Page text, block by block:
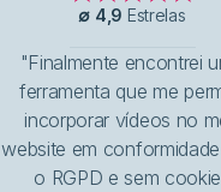
∅ 4,9 Estrelas
"Finalmente encontrei
ferramenta que me
incorporar vídeos no
website em
o RGPD e sem